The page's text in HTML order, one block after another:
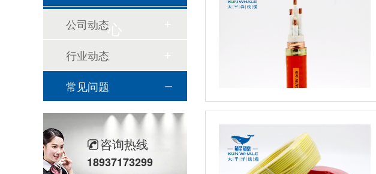
心
公司动态
行业动态
常见问题
咨询热线
18937173299